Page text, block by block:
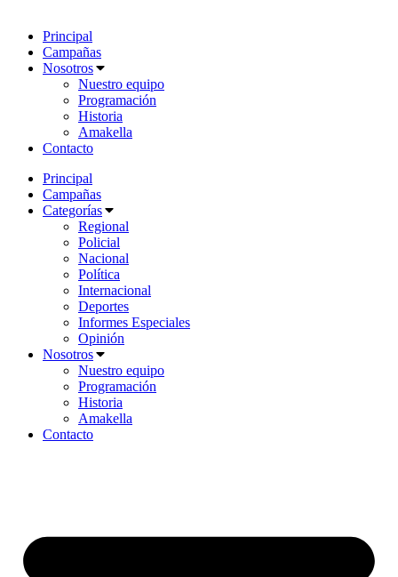
Principal
Campañas
Nosotros
Nuestro equipo
Programación
Historia
Amakella
Contacto
Principal
Campañas
Categorías
Regional
Policial
Nacional
Política
Internacional
Deportes
Informes Especiales
Opinión
Nosotros
Nuestro equipo
Programación
Historia
Amakella
Contacto